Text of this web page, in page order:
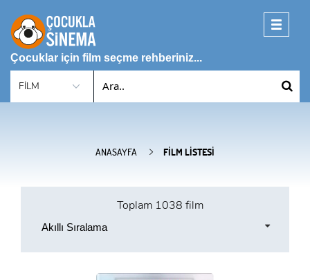
Toggle
Çocuklar için film seçme rehberiniz...
ANASAYFA FILM LISTESI
Toplam 1038 film
Akıllı Sıralama